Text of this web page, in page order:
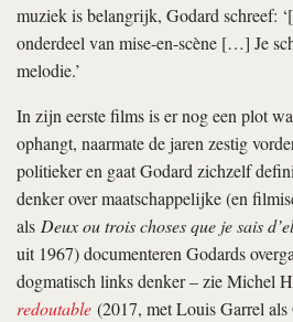
muziek is belangrijk, Godard schreef:
onderdeel van mise-en-scène […] Je
melodie.’
In zijn eerste films is er nog een plot
ophangt, naarmate de jaren zestig
politieker en gaat Godard zichzelf
denker over maatschappelijke (en
als Deux ou trois choses que je sais
uit 1967) documenteren Godards
dogmatisch links denker – zie Michel
redoutable (2017, met Louis Garrel als